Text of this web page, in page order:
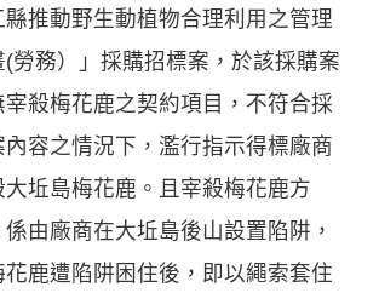
縣推動野生動植物合理利用之管理
(勞務）」採購招標案，於該採購案
宰殺梅花鹿之契約項目，不符合採
內容之情況下，濫行指示得標廠商
大坵島梅花鹿。且宰殺梅花鹿方
係由廠商在大坵島後山設置陷阱，
花鹿遭陷阱困住後，即以繩索套住